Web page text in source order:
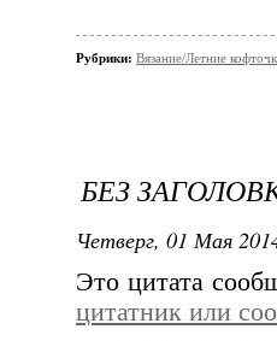
Рубрики: Вязание/Летние
БЕЗ
Четверг, 01 Мая
Это цитата
цитатник или